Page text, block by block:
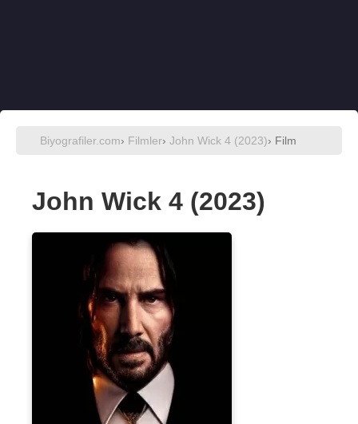
Biyografiler.com› Filmler› John Wick 4 (2023)› Film
John Wick 4 (2023)